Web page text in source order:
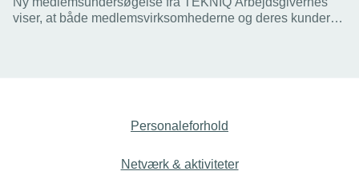
viser, at både medlemsvirksomhederne og deres kunder
Personaleforhold
Netværk & aktiviteter